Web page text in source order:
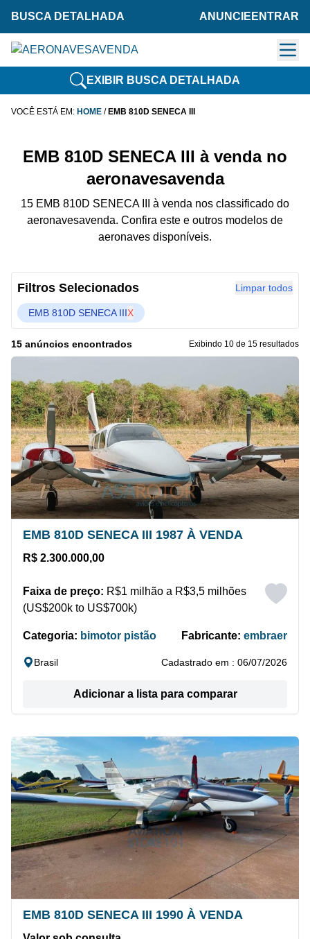
BUSCA DETALHADA ANUNCIE ENTRAR
EXIBIR BUSCA DETALHADA
VOCÊ ESTÁ EM: HOME / EMB 810D SENECA III
EMB 810D SENECA III à venda no
aeronavesavenda
15 EMB 810D SENECA III à venda nos classificado do
aeronavesavenda. Confira este e outros modelos de
aeronaves disponíveis.
Filtros Selecionados Limpar todos
EMB 810D SENECA IIIX
15 anúncios encontrados Exibindo 10 de 15 resultados
EMB 810D SENECA III 1987 À VENDA
R$ 2.300.000,00
Faixa de preço: R$1 milhão a R$3,5 milhões
(US$200k to US$700k)
Categoria: bimotor pistão Fabricante: embraer
Brasil Cadastrado em : 06/07/2026
Adicionar a lista para comparar
EMB 810D SENECA III 1990 À VENDA